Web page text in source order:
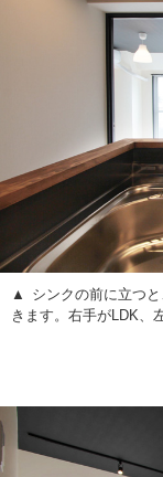
シンクの前に立つ
きます。右手がLDK、